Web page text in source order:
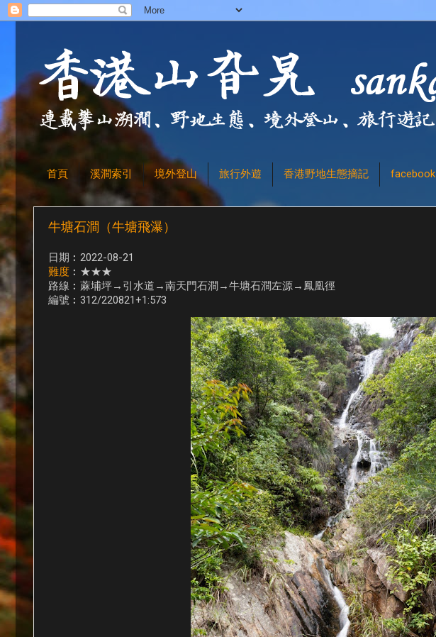
首頁 溪澗索引 境外登山 旅行外遊 香港野地生態摘記 facebook
牛塘石澗（牛塘飛瀑）
日期︰2022-08-21
難度 ︰★★★
路線︰蔴埔坪→引水道→南天門石澗→牛塘石澗左源→鳳凰徑
編號︰312/220821+1:573